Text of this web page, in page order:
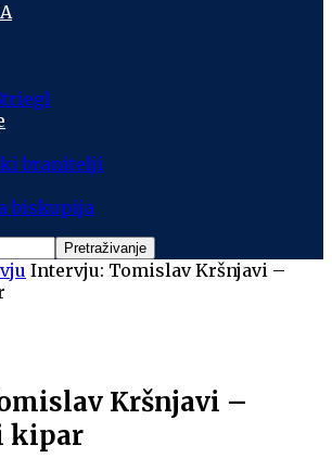
branitelji
biskupija
Intervju: Tomislav Kršnjavi –
Kršnjavi –
kipar